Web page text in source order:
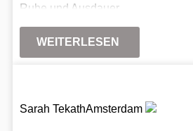
Ruhe und Ausdauer.
WEITERLESEN
Sarah TekathAmsterdam